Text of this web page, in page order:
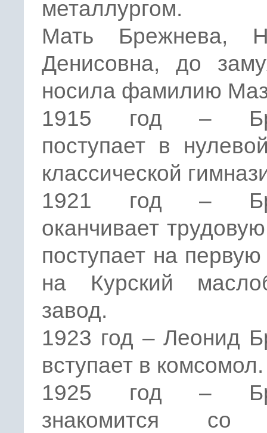
металлургом.
Мать Брежнева,
Денисовна, до
носила фамилию
1915 год –
поступает в
классической
1921 год –
оканчивает
поступает на
на Курский
завод.
1923 год – Леонид
вступает в комсомол.
1925 год –
знакомится со